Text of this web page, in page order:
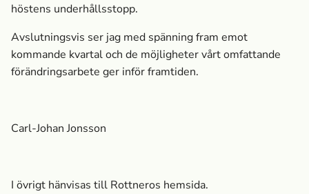
höstens underhållsstopp.
Avslutningsvis ser jag med spänning fram emot
kommande kvartal och de möjligheter vårt omfattande
förändringsarbete ger inför framtiden.
Carl-Johan Jonsson
I övrigt hänvisas till Rottneros hemsida.